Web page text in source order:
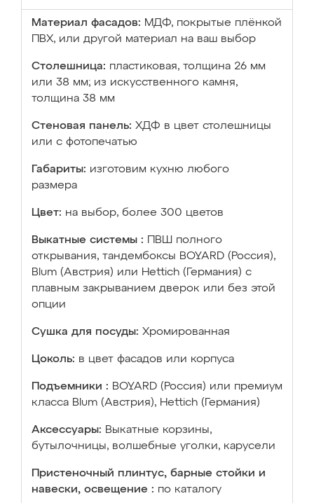
Материал фасадов: МДФ, покрытые плёнкой
ПВХ, или другой материал на ваш выбор
Столешница: пластиковая, толщина 26 мм
или 38 мм; из искусственного камня,
толщина 38 мм
Стеновая панель: ХДФ в цвет столешницы
или с фотопечатью
Габариты: изготовим кухню любого
размера
Цвет: на выбор, более 300 цветов
Выкатные системы :
ПВШ полного
открывания, тандембоксы BOYARD (Россия),
Blum (Австрия) или Hettich (Германия) с
плавным закрыванием дверок или без этой
опции
Сушка для посуды: Хромированная
Цоколь: в цвет фасадов или корпуса
Подъемники : BOYARD (Россия) или премиум
класса Blum (Австрия), Hettich (Германия)
Аксессуары: Выкатные корзины,
бутылочницы, волшебные уголки, карусели
Пристеночный плинтус, барные стойки и
навески, освещение : по каталогу